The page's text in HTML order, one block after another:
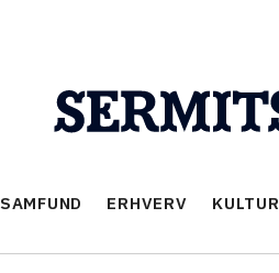
SAMFUND ERHVERV KULTUR